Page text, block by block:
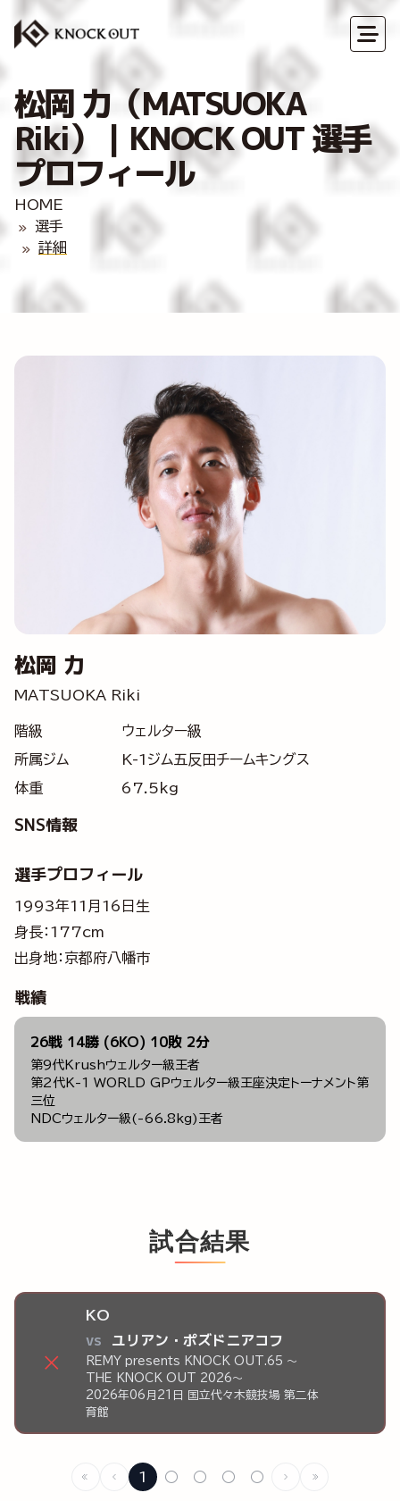
松岡 力（MATSUOKA
Riki）｜KNOCK OUT 選手
プロフィール
HOME
選手
詳細
松岡 力
MATSUOKA Riki
階級
ウェルター級
所属ジム
K-1ジム五反田チームキングス
体重
67.5kg
SNS情報
選手プロフィール
1993年11月16日生
身長：177cm
出身地：京都府八幡市
戦績
26戦 14勝 (6KO) 10敗 2分
第9代Krushウェルター級王者
第2代K-1 WORLD GPウェルター級王座決定トーナメント第
三位
NDCウェルター級(-66.8kg)王者
試合結果
×
KO
vs ユリアン・ポズドニアコフ
REMY presents KNOCK OUT.65 ～
THE KNOCK OUT 2026～
2026年06月21日 国立代々木競技場 第二体
育館
1 ○ ○ ○ ○